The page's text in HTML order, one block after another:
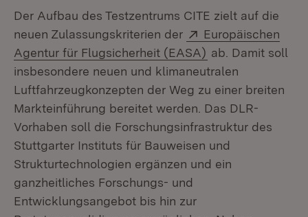
Der Aufbau des Testzentrums CITE zielt auf die
neuen Zulassungskriterien der
Extern:
Europäischen
Agentur für Flugsicherheit (EASA) (Öffnet in neuem
ab. Damit soll
insbesondere neuen und klimaneutralen
Luftfahrzeugkonzepten der Weg zu einer breiten
Markteinführung bereitet werden. Das DLR-
Vorhaben soll die Forschungsinfrastruktur des
Stuttgarter Instituts für Bauweisen und
Strukturtechnologien ergänzen und ein
ganzheitliches Forschungs- und
Entwicklungsangebot bis hin zur